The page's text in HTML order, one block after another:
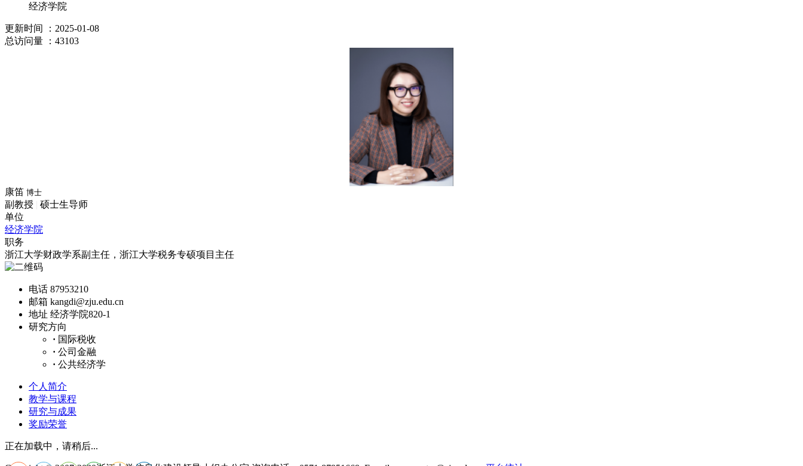
经济学院
更新时间
：2025-01-08
总访问量 ：43103
康笛 博士
副教授
硕士生导师
单位
经济学院
职务
浙江大学财政学系副主任，浙江大学税务专硕项目主任
电话 87953210
邮箱 kangdi@zju.edu.cn
地址 经济学院820-1
研究方向
· 国际税收
· 公司金融
· 公共经济学
个人简介
教学与课程
研究与成果
奖励荣誉
正在加载中，请稍后...